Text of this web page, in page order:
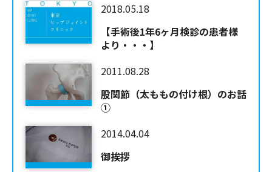
2018.05.18
【手術後1年6ヶ月検診の患者様
より・・・】
2011.08.28
股関節（太ももの付け根）のお話
①
2014.04.04
御挨拶